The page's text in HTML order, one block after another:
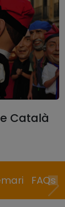
Català
FAQs